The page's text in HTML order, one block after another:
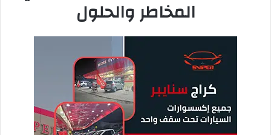
لا يزال في بداياته، والمبادرون سيجنون الثمار الأكبر.
للمزيد من المقالات عن الذكاء الاصطناعي وتقنياته، تصفحقسم
الذكاء الاصطناعيفي مدونة عالم في ثواني.